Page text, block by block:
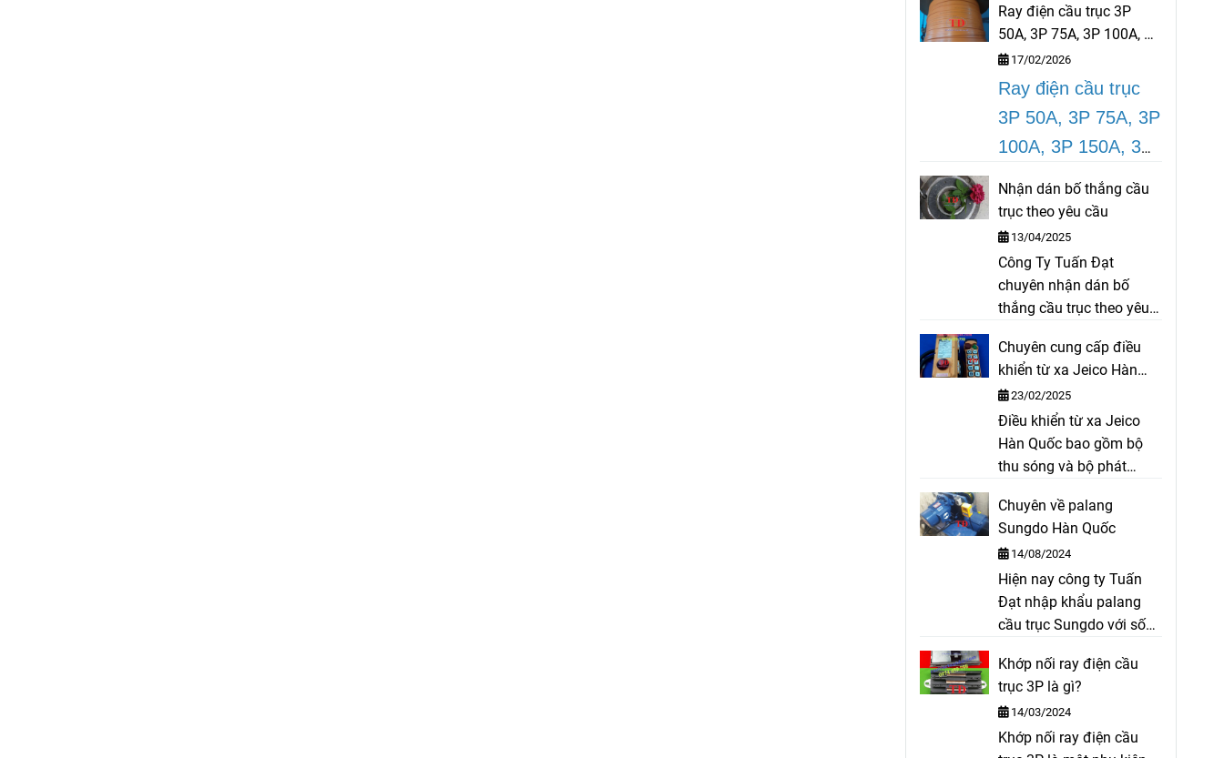
Ray điện cầu trục 3P
50A, 3P 75A, 3P 100A, 3P
150A, 3P 200A
17/02/2026
Ray điện cầu trục
3P 50A, 3P 75A, 3P
100A, 3P 150A, 3P
bị ray điện an toàn
rất cần thiết cho
cầu trục, cổng trục
được sử dụng tại
các công trình, nhà
máy, nhà xưởng
sản xuất,…
Nhận dán bố thắng cầu
trục theo yêu cầu
13/04/2025
Công Ty Tuấn Đạt
chuyên nhận dán bố
thắng cầu trục theo yêu
coil, bố cong cho thắng
thuỷ lực, bố trục lục giác,
bố xe ô tô, ...
Chuyên cung cấp điều
khiển từ xa Jeico Hàn
Quốc
23/02/2025
Điều khiển từ xa Jeico
Hàn Quốc bao gồm bộ
thu sóng và bộ phát
palang, cầu trục, xe cẩu,
cửa cổng tự động. Điều
khiển từ xa cầu trục,
cổng trục, ...
Chuyên về palang
Sungdo Hàn Quốc
14/08/2024
Hiện nay công ty Tuấn
Đạt nhập khẩu palang
cầu trục Sungdo với số
thị trường với giá cả
cạnh tranh, hàng hóa
luôn có sẵn. Ngoài ra
Công ty chúng tôi còn có
Khớp nối ray điện cầu
trục 3P là gì?
14/03/2024
Khớp nối ray điện cầu